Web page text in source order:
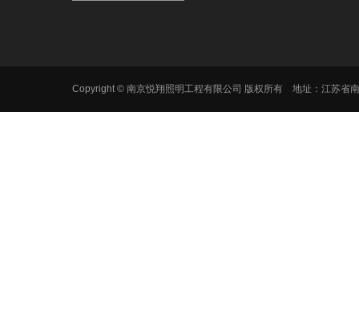
Copyright © 南京悦翔照明工程有限公司 版权所有 地址：江苏省